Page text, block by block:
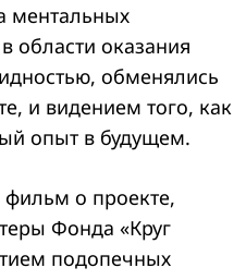
ментальных
области оказания
обменялись
и видением того, как
опыт в будущем.
о проекте,
Фонда «Круг
подопечных